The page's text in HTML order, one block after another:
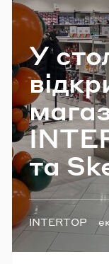
У
та
Теги:
INTERTOP
новини ТРЦ
Email
Пароль